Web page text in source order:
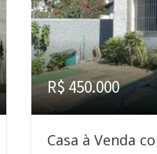
R$ 450.000
Casa à Venda